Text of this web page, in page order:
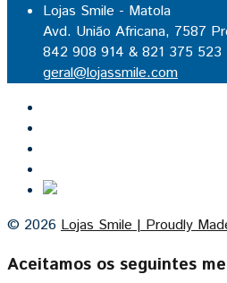
Lojas Smile - Matola
Avd. União Africana, 7587
842 908 914 & 821 375 523
geral@lojassmile.com
© 2026 Lojas Smile | Proudly
Aceitamos os seguintes